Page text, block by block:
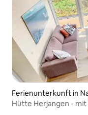
Ferienunterkunft in
Hütte Herjangen -